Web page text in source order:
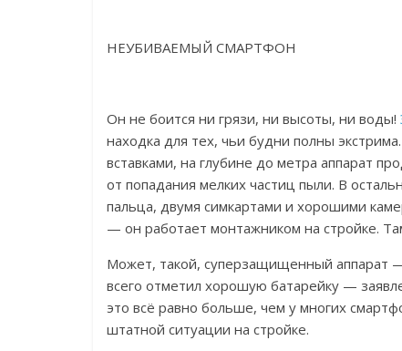
НЕУБИВАЕМЫЙ СМАРТФОН
Он не боится ни грязи, ни высоты, ни воды!
находка для тех, чьи будни полны
вставками, на глубине до метра аппарат
от попадания мелких частиц пыли. В
пальца, двумя симкартами и хорошими
— он работает монтажником на стройке.
Может, такой, суперзащищенный аппарат
всего отметил хорошую батарейку —
это всё равно больше, чем у многих
штатной ситуации на стройке.